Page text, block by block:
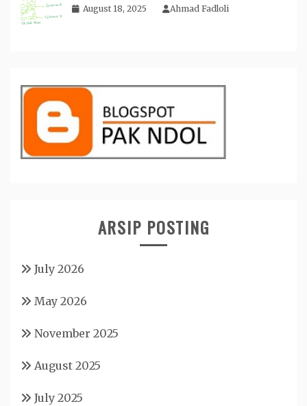
August 18, 2025 Ahmad Fadloli
ARSIP POSTING
July 2026
May 2026
November 2025
August 2025
July 2025